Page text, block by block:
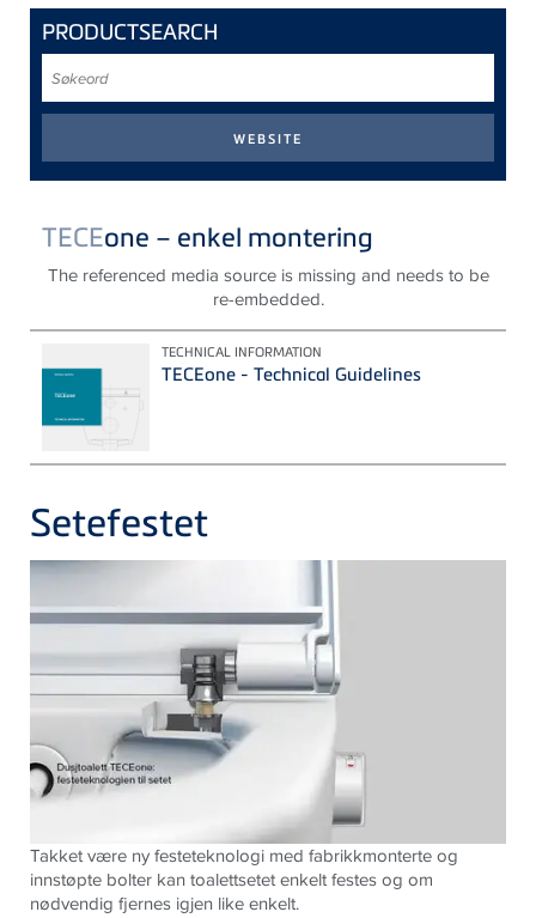
PRODUCTSEARCH
TECEone – enkel montering
The referenced media source is missing and needs to be
re-embedded.
TECHNICAL INFORMATION
TECEone - Technical Guidelines
Setefestet
Takket være ny festeteknologi med fabrikkmonterte og
innstøpte bolter kan toalettsetet enkelt festes og om
nødvendig fjernes igjen like enkelt.